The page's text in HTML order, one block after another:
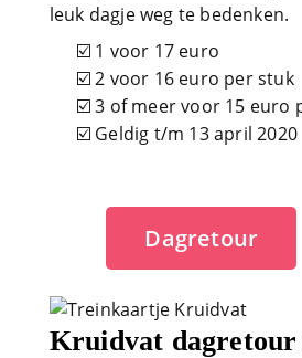
leuk dagje weg te bedenken.
☑️ 1 voor 17 euro
☑️ 2 voor 16 euro per stuk
☑️ 3 of meer voor 15 euro
☑️ Geldig t/m 13 april 2020
Dagretour
Kruidvat dagretour